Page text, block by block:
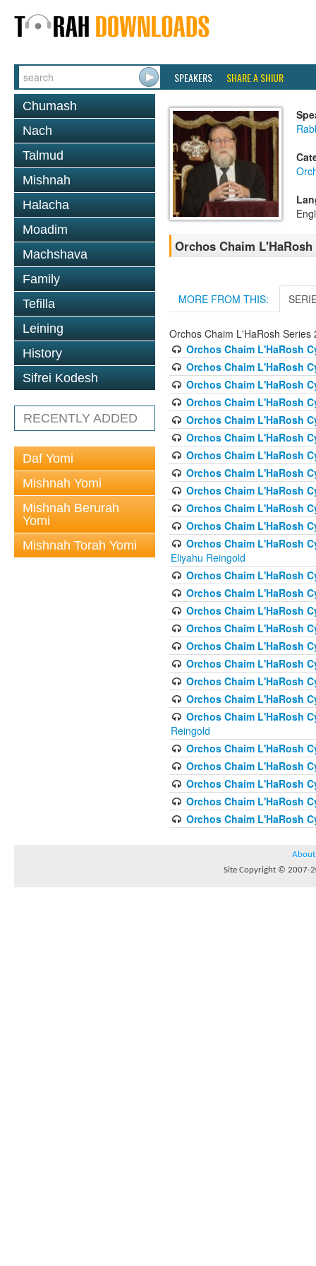
SPEAKERS SHARE A SHIUR
Chumash
Nach
Talmud
Mishnah
Halacha
Moadim
Machshava
Family
Tefilla
Leining
History
Sifrei Kodesh
RECENTLY ADDED
Daf Yomi
Mishnah Yomi
Mishnah Berurah
Yomi
Mishnah Torah Yomi
Orchos Chaim
MORE FROM THIS:
Orchos Chaim L'HaRosh Series
Orchos Chaim L'HaRosh
Orchos Chaim L'HaRosh
Orchos Chaim L'HaRosh
Orchos Chaim L'HaRosh
Orchos Chaim L'HaRosh
Orchos Chaim L'HaRosh
Orchos Chaim L'HaRosh
Orchos Chaim L'HaRosh
Orchos Chaim L'HaRosh
Orchos Chaim L'HaRosh
Orchos Chaim L'HaRosh
Orchos Chaim L'HaRosh
Eliyahu Reingold
Orchos Chaim L'HaRosh
Orchos Chaim L'HaRosh
Orchos Chaim L'HaRosh
Orchos Chaim L'HaRosh
Orchos Chaim L'HaRosh
Orchos Chaim L'HaRosh
Orchos Chaim L'HaRosh
Orchos Chaim L'HaRosh
Orchos Chaim L'HaRosh
Reingold
Orchos Chaim L'HaRosh
Orchos Chaim L'HaRosh
Orchos Chaim L'HaRosh
Orchos Chaim L'HaRosh
Orchos Chaim L'HaRosh
About
Site Copyright © 2007-